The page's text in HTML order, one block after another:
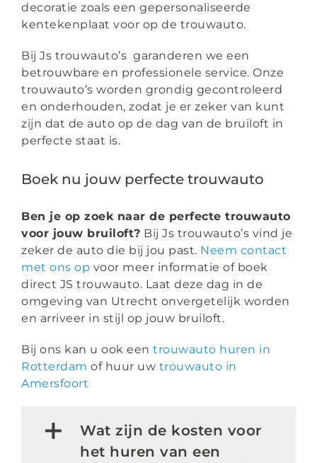
decoratie zoals een gepersonaliseerde
kentekenplaat voor op de trouwauto.
Bij Js trouwauto’s garanderen we een
betrouwbare en professionele service. Onze
trouwauto’s worden grondig gecontroleerd
en onderhouden, zodat je er zeker van kunt
zijn dat de auto op de dag van de bruiloft in
perfecte staat is.
Boek nu jouw perfecte trouwauto
Ben je op zoek naar de perfecte trouwauto
voor jouw bruiloft? Bij Js trouwauto’s vind je
zeker de auto die bij jou past. Neem contact
met ons op voor meer informatie of boek
direct JS trouwauto. Laat deze dag in de
omgeving van Utrecht onvergetelijk worden
en arriveer in stijl op jouw bruiloft.
Bij ons kan u ook een trouwauto huren in
Rotterdam of huur uw trouwauto in
Amersfoort
Wat zijn de kosten voor
het huren van een